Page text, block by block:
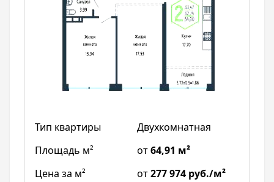
Двухкомнатная
от64,91 м²
от277 974 руб./м²